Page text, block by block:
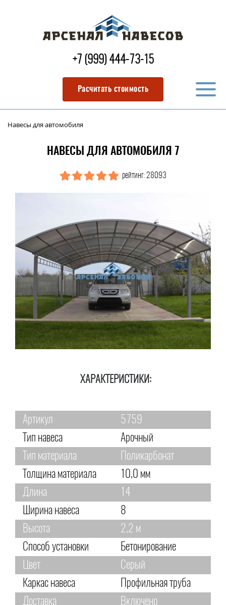
+7 (999) 444-73-15
Расчитать стоимость
Навесы для автомобиля
НАВЕСЫ ДЛЯ АВТОМОБИЛЯ 7
рейтинг: 28093
ХАРАКТЕРИСТИКИ:
Артикул
5759
Тип навеса
Арочный
Тип материала
Поликарбонат
Толщина материала
10,0 мм
Длина
14
Ширина навеса
8
Высота
2,2 м
Способ установки
Бетонирование
Цвет
Серый
Каркас навеса
Профильная труба
Доставка
Включено